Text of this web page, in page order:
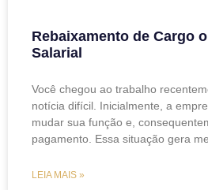
Rebaixamento de Cargo
Salarial
Você chegou ao trabalho
notícia difícil. Inicialmente, a
mudar sua função e,
pagamento. Essa situação gera
LEIA MAIS »